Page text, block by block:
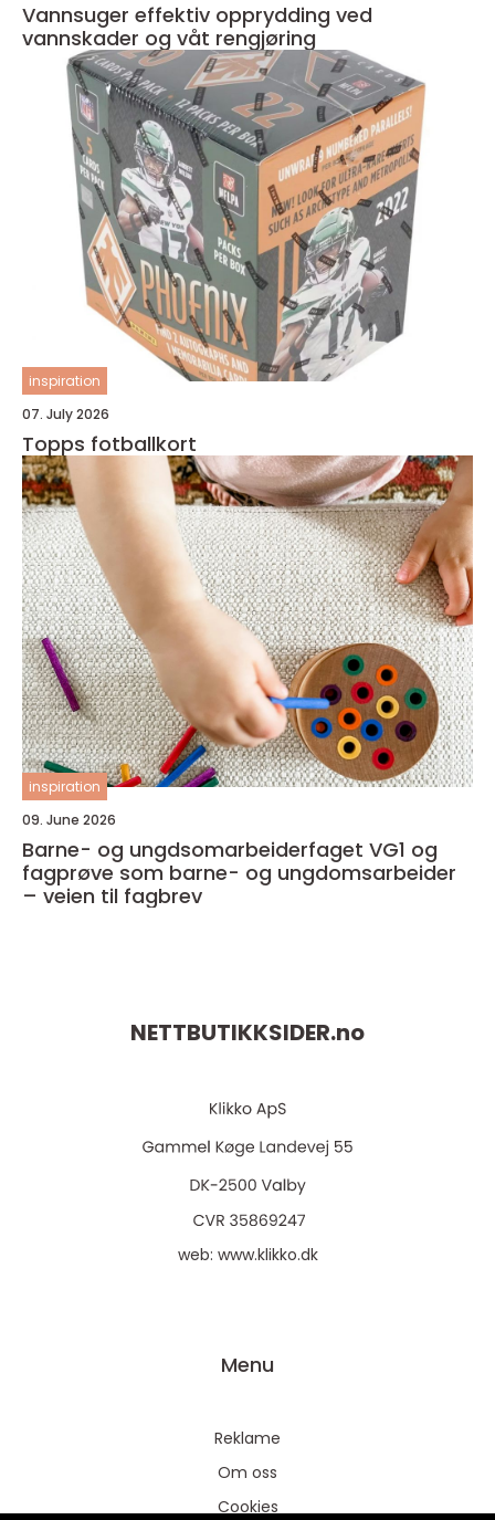
Vannsuger effektiv opprydding ved
vannskader og våt rengjøring
inspiration
07. July 2026
Topps fotballkort
inspiration
09. June 2026
Barne- og ungdsomarbeiderfaget VG1 og
fagprøve som barne- og ungdomsarbeider
– veien til fagbrev
NETTBUTIKKSIDER.no
web: www.klikko.dk
Menu
Reklame
Om oss
Cookies